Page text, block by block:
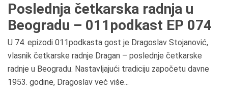
Poslednja četkarska radnja u
Beogradu – 011podkast EP 074
U 74. epizodi 011podkasta gost je Dragoslav Stojanović,
vlasnik četkarske radnje Dragan – poslednje četkarske
radnje u Beogradu. Nastavljajući tradiciju započetu davne
1953. godine, Dragoslav već više...